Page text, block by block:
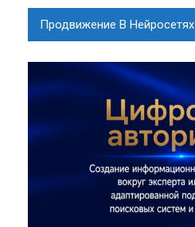
Продвижение В Нейросетях